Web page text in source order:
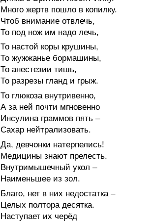
Много жертв пошло в копилку.
Чтоб внимание отвлечь,
То под нож им надо лечь,
То настой коры крушины,
То жужжанье бормашины,
То анестезии тишь,
То разрезы гланд и грыж.
То глюкоза внутривенно,
А за ней почти мгновенно
Инсулина граммов пять –
Сахар нейтрализовать.
Да, девчонки натерпелись!
Медицины знают прелесть.
Внутримышечный укол –
Наименьшее из зол.
Благо, нет в них недостатка –
Целых полтора десятка.
Наступает их черёд